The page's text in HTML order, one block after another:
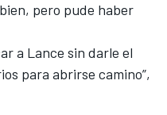
pero pude haber
a Lance sin darle el
para abrirse camino”,